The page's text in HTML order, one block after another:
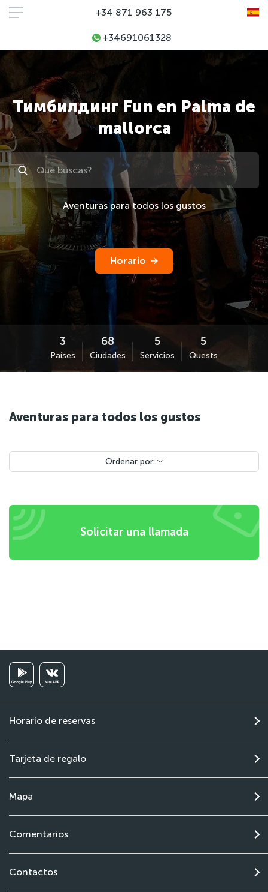
+34 871 963 175
+34691061328
Тимбилдинг Fun en Palma de
mallorca
Поиск
Aventuras para todos los gustos
Horario
Países Ciudades Servicios Quests
Aventuras para todos los gustos
Ordenar por:
Solicitar una llamada
Horario de reservas
Tarjeta de regalo
Mapa
Comentarios
Contactos